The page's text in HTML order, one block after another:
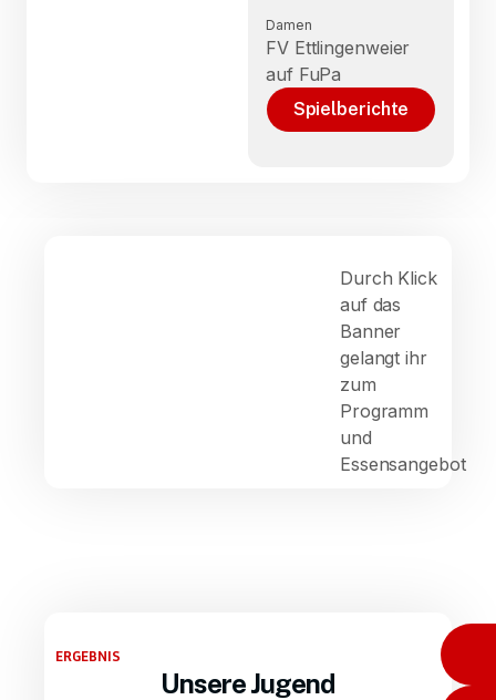
Damen
FV Ettlingenweier
auf FuPa
Spielberichte
Durch Klick
auf das
Banner
gelangt ihr
zum
Programm
und
Essensangebot
ERGEBNIS
Unsere Jugend